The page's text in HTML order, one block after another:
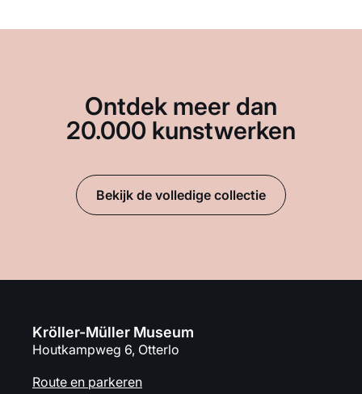
Ontdek meer dan
20.000 kunstwerken
Bekijk de volledige collectie
Kröller-Müller Museum
Houtkampweg 6, Otterlo
Route en parkeren